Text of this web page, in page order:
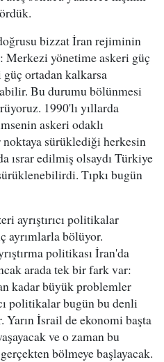
bizzat İran rejiminin
Merkezi yönetime askeri güç
güç ortadan kalkarsa
Bu durumu bölünmesi
1990'lı yıllarda
askeri odaklı
sürüklediği herkesin
ısrar edilmiş olsaydı Türkiye
Tıpkı bugün
ayrıştırıcı politikalar
ayrımlarla bölüyor.
politikası İran'da
arada tek bir fark var:
kadar büyük problemler
politikalar bugün bu denli
İsrail de ekonomi başta
ve o zaman bu
bölmeye başlayacak.